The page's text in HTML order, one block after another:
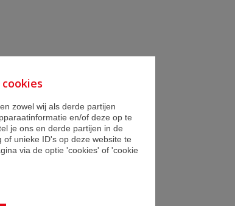
zowel wij als derde partijen
en/of deze op te
je ons en derde partijen in de
unieke ID's op deze website te
via de optie 'cookies' of 'cookie